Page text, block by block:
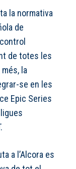
la normativa
de
de totes les
la
se en les
Epic Series
a l’Alcora es